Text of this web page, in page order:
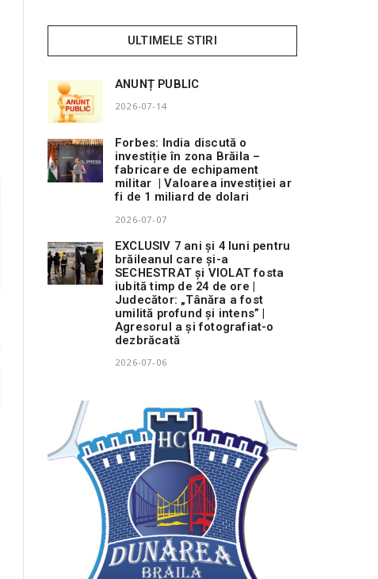
ULTIMELE STIRI
ANUNȚ PUBLIC
2026-07-14
Forbes: India discută o
investiție în zona Brăila –
fabricare de echipament
militar | Valoarea investiției ar
fi de 1 miliard de dolari
2026-07-07
EXCLUSIV 7 ani și 4 luni pentru
brăileanul care și-a
SECHESTRAT și VIOLAT fosta
iubită timp de 24 de ore |
Judecător: „Tânăra a fost
umilită profund și intens” |
Agresorul a și fotografiat-o
dezbrăcată
2026-07-06